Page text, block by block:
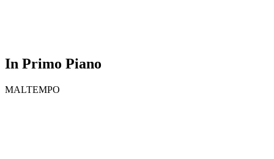
In Primo Piano
MALTEMPO